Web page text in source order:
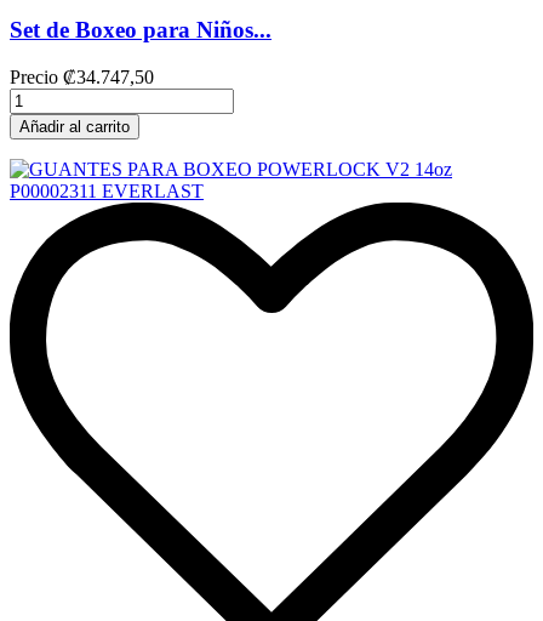
Set de Boxeo para Niños...
Precio ₡34.747,50
Añadir al carrito